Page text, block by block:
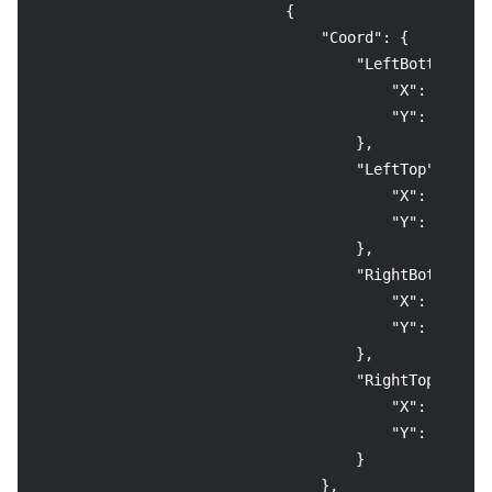
{
"Coord" :
{
"LeftBottom"
"X" :
"Y" :
} ,
"LeftTop"
"X" :
"Y" :
} ,
"RightBottom"
"X" :
"Y" :
} ,
"RightTop"
"X" :
"Y" :
}
} ,